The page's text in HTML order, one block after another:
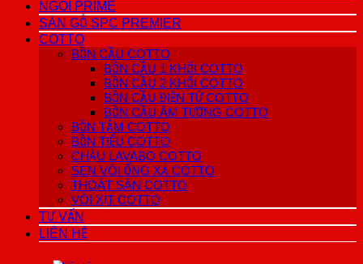
NGÓI PRIME
SÀN GỖ SPC PREMIER
COTTO
BỒN CẦU COTTO
BỒN CẦU 1 KHỐI COTTO
BỒN CẦU 2 KHỐI COTTO
BỒN CẦU ĐIỆN TỬ COTTO
BỒN CẦU ÂM TƯỜNG COTTO
BỒN TẮM COTTO
BỒN TIỂU COTTO
CHẬU LAVABO COTTO
SEN VÒI ỐNG XẢ COTTO
THOÁT SÀN COTTO
VÒI XỊT COTTO
TƯ VẤN
LIÊN HỆ